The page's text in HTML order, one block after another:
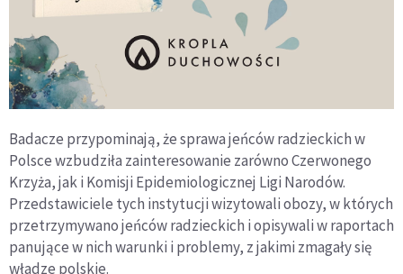
Badacze przypominają, że sprawa jeńców radzieckich w
Polsce wzbudziła zainteresowanie zarówno Czerwonego
Krzyża, jak i Komisji Epidemiologicznej Ligi Narodów.
Przedstawiciele tych instytucji wizytowali obozy, w których
przetrzymywano jeńców radzieckich i opisywali w raportach
panujące w nich warunki i problemy, z jakimi zmagały się
władze polskie.